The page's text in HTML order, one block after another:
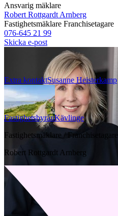
Ansvarig mäklare
Robert Rottgardt Arnberg
Fastighetsmäklare Franchisetagare
076-645 21 99
Skicka e-post
Extra kontaktSusanne Heisterkamp
FastighetsbyrånKävlinge
Fastighetsmäklare / Franchisetagare
Robert Rottgardt Arnberg